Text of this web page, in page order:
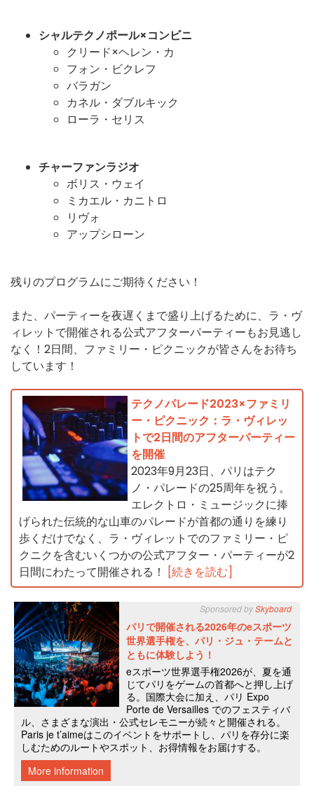
シャルテクノポール×コンビニ
クリード×ヘレン・カ
フォン・ビクレフ
バラガン
カネル・ダブルキック
ローラ・セリス
チャーファンラジオ
ボリス・ウェイ
ミカエル・カニトロ
リヴォ
アップシローン
残りのプログラムにご期待ください！
また、パーティーを夜遅くまで盛り上げるために、ラ・ヴ
ィレットで開催される公式アフターパーティーもお見逃し
なく！2日間、ファミリー・ピクニックが皆さんをお待ち
しています！
テクノパレード2023×ファミリ
ー・ピクニック：ラ・ヴィレッ
トで2日間のアフターパーティー
を開催
2023年9月23日、パリはテク
ノ・パレードの25周年を祝う。
エレクトロ・ミュージックに捧
げられた伝統的な山車のパレードが首都の通りを練り
歩くだけでなく、ラ・ヴィレットでのファミリー・ピ
クニクを含むいくつかの公式アフター・パーティーが2
日間にわたって開催される！
[続きを読む]